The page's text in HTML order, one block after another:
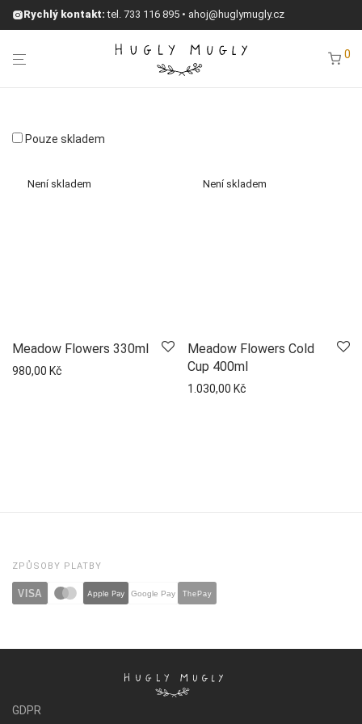
Rychlý kontakt: tel. 733 116 895 • ahoj@huglymugly.cz
0
Pouze skladem
Meadow Flowers 330ml
980,00 Kč
Meadow Flowers Cold
Cup 400ml
1.030,00 Kč
ZPŮSOBY PLATBY
VISA Apple Pay Google Pay ThePay
GDPR